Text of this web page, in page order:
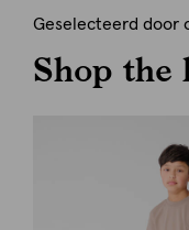
Geselecteerd door
Shop the